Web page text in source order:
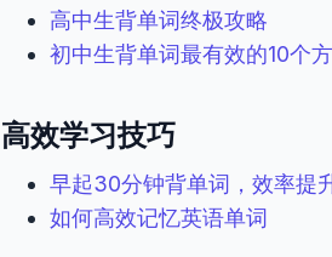
高中生背单词终极攻略
初中生背单词最有效的10个
高效学习技巧
早起30分钟背单词，效率提
如何高效记忆英语单词